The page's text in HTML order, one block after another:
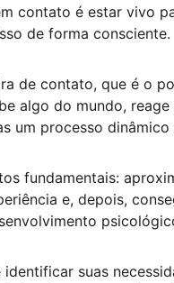
contato é estar vivo
de forma consciente.
de contato, que é o
algo do mundo,
um processo dinâmico
fundamentais:
e, depois,
suas